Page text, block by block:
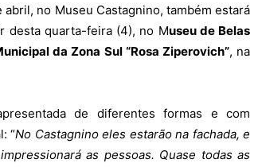
no Museu Castagnino, também estará
desta quarta-feira (4), no Museu de Belas
da Zona Sul “Rosa Ziperovich”, na
de diferentes formas e com
“No Castagnino eles estarão na fachada, e
as pessoas. Quase todas as